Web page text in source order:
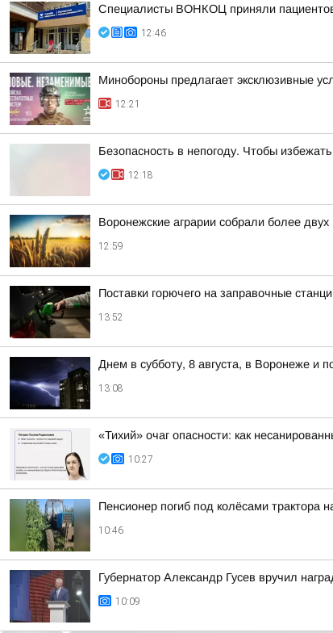
Специалисты ВОНКОЦ приняли
12:46
Минобороны предлагает эксклюзивные
12:21
Безопасность в непогоду. Чтобы
12:18
Воронежские аграрии собрали более
12:59
Поставки горючего на заправочные
13:52
Днем в субботу, 8 августа, в Воронеже и
13:08
«Тихий» очаг опасности: как
10:27
Пенсионер погиб под колёсами трактора
10:46
Губернатор Александр Гусев вручил
10:09